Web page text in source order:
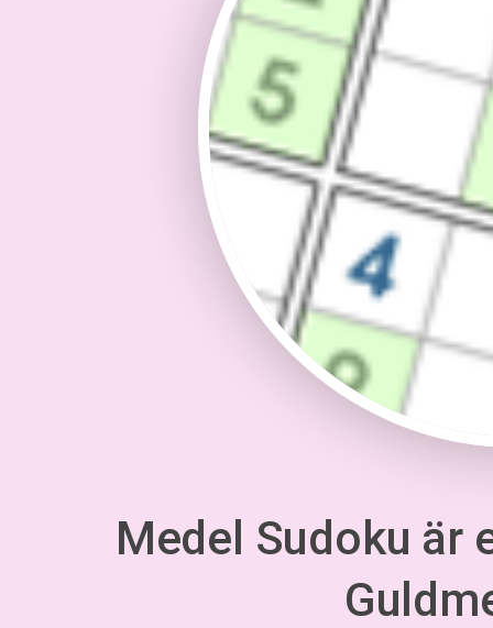
Medel Sudoku